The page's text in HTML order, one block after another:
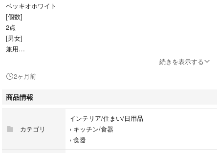
ベッキオホワイト
[個数]
2点
[男女]
兼用
[素材・その他]
ペア 17cm 盛り鉢 深皿 プレート
[表記サイズ]
-
※寸法は平置実寸です。（多少の誤差はお許しください）
続きを表示する
2ヶ月前
商品情報
カテゴリ
インテリア/住まい/日用品
› キッチン/食器
› 食器